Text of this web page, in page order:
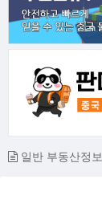
일반 부동산정보